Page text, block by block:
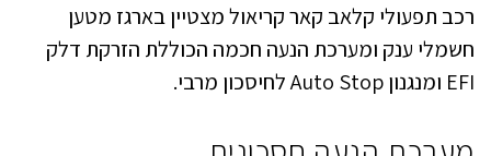
רכב תפעולי קלאב קאר קריאול מצטיין בארגז מטען
חשמלי ענק ומערכת הנעה חכמה הכוללת הזרקת דלק
EFI ומנגנון Auto Stop לחיסכון מרבי.